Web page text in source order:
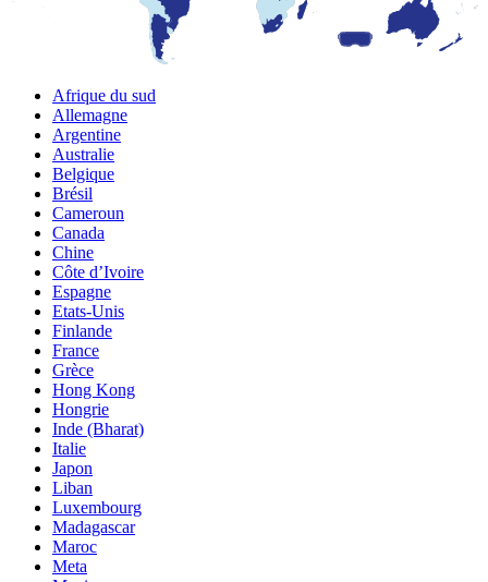
Afrique du sud
Allemagne
Argentine
Australie
Belgique
Brésil
Cameroun
Canada
Chine
Côte d’Ivoire
Espagne
Etats-Unis
Finlande
France
Grèce
Hong Kong
Hongrie
Inde (Bharat)
Italie
Japon
Liban
Luxembourg
Madagascar
Maroc
Meta